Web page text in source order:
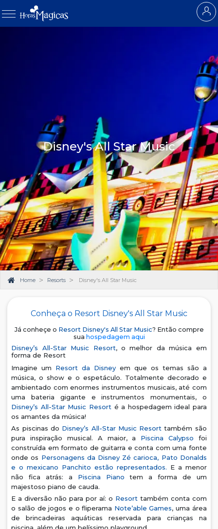
Disney's All Star Music
Home Resorts Disney's All Star Music
Conheça o Resort Disney's All Star Music
Já conheçe o Resort Disney's All Star Music? Então compre
sua hospedagem aqui
Disney’s All-Star Music Resort, o melhor da música em
forma de Resort
Imagine um Resort da Disney em que os temas são a
música, o show e o espetáculo. Totalmente decorado e
ambientado com enormes instrumentos musicais, até com
uma bateria gigante e instrumentos monumentais, o
Disney’s All-Star Music Resort é a hospedagem ideal para
os amantes da música!
As piscinas do Disney’s All-Star Music Resort também são
pura inspiração musical. A maior, a Piscina Calypso foi
construída em formato de guitarra e conta com uma fonte
onde os Personagens da Disney Zé carioca, Pato Donalds
e o mexicano Panchito estão representados. E a menor
não fica atrás: a Piscina Piano tem a forma de um
majestoso piano de cauda.
E a diversão não para por aí: o Resort também conta com
o salão de jogos e o fliperama Note’able Games, uma área
de brincadeiras aquáticas reservada para crianças na
piscina, além de um belíssimo playground.